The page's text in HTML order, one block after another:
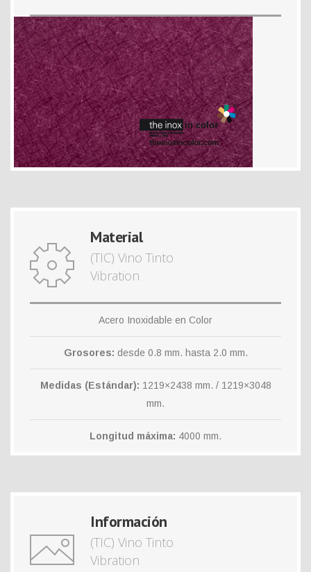
Material
(TIC) Vino Tinto
Vibration
Acero Inoxidable en Color
Grosores: desde 0.8 mm. hasta 2.0 mm.
Medidas (Estándar): 1219×2438 mm. / 1219×3048
mm.
Longitud máxima: 4000 mm.
Información
(TIC) Vino Tinto
Vibration